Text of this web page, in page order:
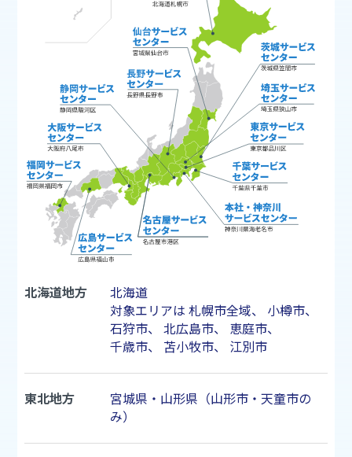
北海道地方
北海道
対象エリアは 札幌市全域、 小樽市、
石狩市、 北広島市、 恵庭市、
千歳市、 苫小牧市、 江別市
東北地方
宮城県・山形県（山形市・天童市の
み）